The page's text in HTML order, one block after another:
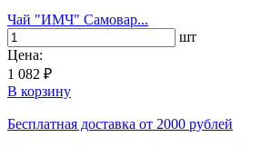
Чай "ИМЧ" Самовар...
шт
Цена:
1 082 ₽
В корзину
Бесплатная доставка от 2000 рублей